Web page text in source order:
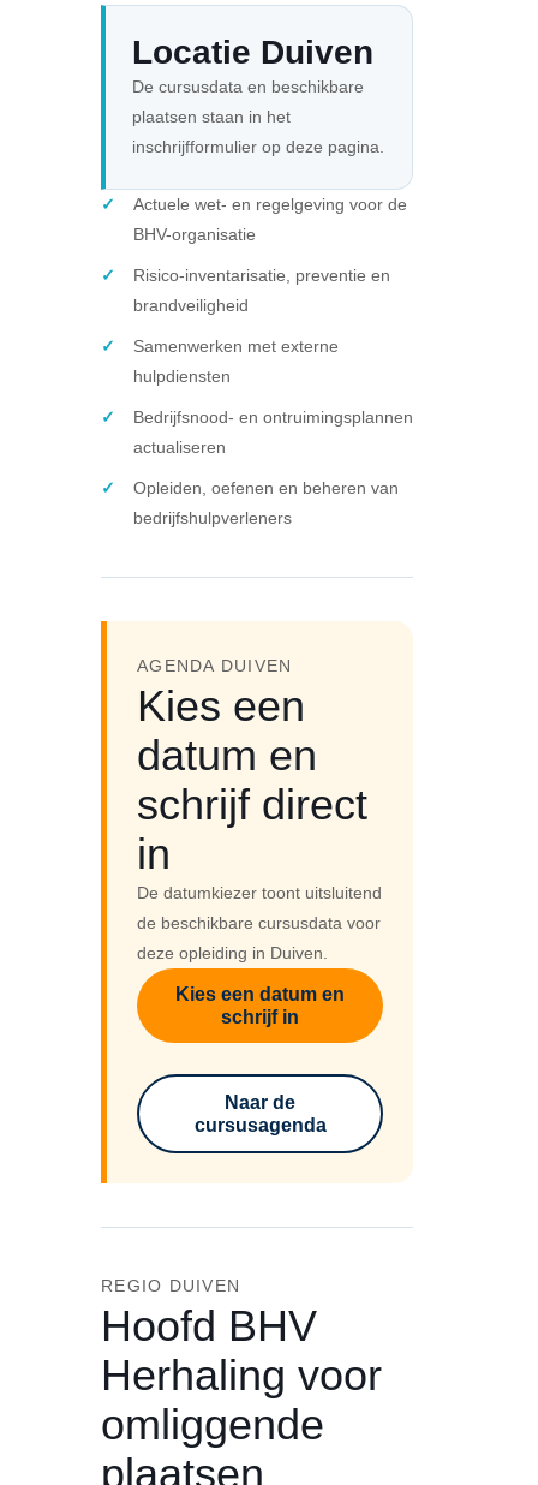
Locatie Duiven
De cursusdata en beschikbare
plaatsen staan in het
inschrijfformulier op deze pagina.
Actuele wet- en regelgeving voor de
BHV-organisatie
Risico-inventarisatie, preventie en
brandveiligheid
Samenwerken met externe
hulpdiensten
Bedrijfsnood- en ontruimingsplannen
actualiseren
Opleiden, oefenen en beheren van
bedrijfshulpverleners
AGENDA DUIVEN
Kies een
datum en
schrijf direct
in
De datumkiezer toont uitsluitend
de beschikbare cursusdata voor
deze opleiding in Duiven.
Kies een datum en
schrijf in
Naar de
cursusagenda
REGIO DUIVEN
Hoofd BHV
Herhaling voor
omliggende
plaatsen